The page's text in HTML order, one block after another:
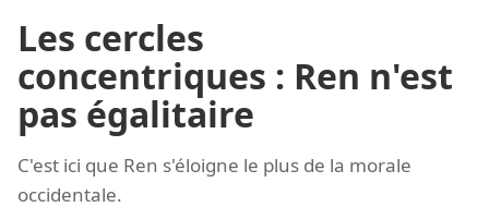
Les cercles
concentriques : Ren n'est
pas égalitaire
C'est ici que Ren s'éloigne le plus de la morale
occidentale.